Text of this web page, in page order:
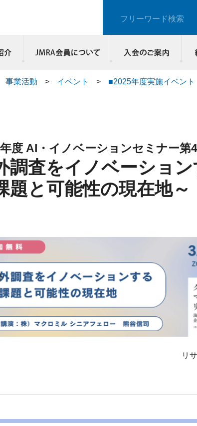
フリーワード検索
事業活動 > イベント > ■2025年度実施イベント
度 AI・イノベーションセミナー第
調査をイノベーション
題と可能性の現在地～
リ